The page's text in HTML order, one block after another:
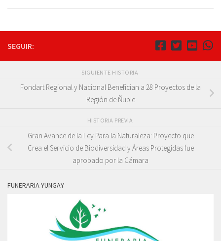
SEGUIR:
SIGUIENTE HISTORIA
Fondart Regional y Nacional Benefician a 28 Proyectos de la
Región de Ñuble
HISTORIA PREVIA
Gran Avance de la Ley Para la Naturaleza: Proyecto que
Crea el Servicio de Biodiversidad y Áreas Protegidas fue
aprobado por la Cámara
FUNERARIA YUNGAY